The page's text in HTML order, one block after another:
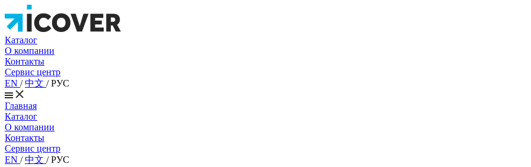
Каталог
О компании
Контакты
Сервис центр
EN /中文 /РУС
Главная
Каталог
О компании
Контакты
Сервис центр
EN /中文 /РУС